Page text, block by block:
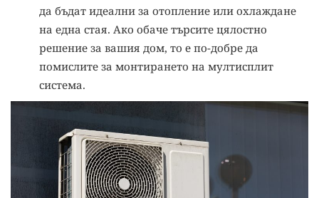
да бъдат идеални за отопление или охлаждане
на една стая. Ако обаче търсите цялостно
решение за вашия дом, то е по-добре да
помислите за монтирането на мултисплит
система.